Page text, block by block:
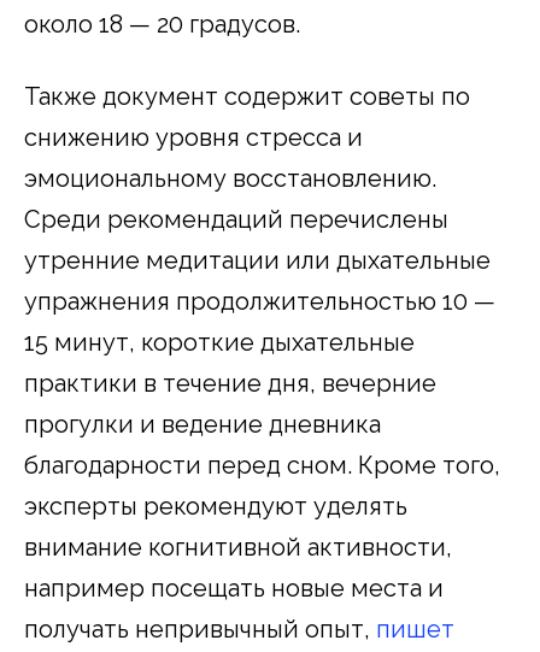
около 18 — 20 градусов.
Также документ содержит советы по
снижению уровня стресса и
эмоциональному восстановлению.
Среди рекомендаций перечислены
утренние медитации или дыхательные
упражнения продолжительностью 10 —
15 минут, короткие дыхательные
практики в течение дня, вечерние
прогулки и ведение дневника
благодарности перед сном. Кроме того,
эксперты рекомендуют уделять
внимание когнитивной активности,
например посещать новые места и
получать непривычный опыт, пишет